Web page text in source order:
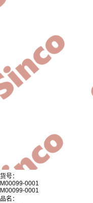
货号：
M00099-0001
M00099-0001
品名：